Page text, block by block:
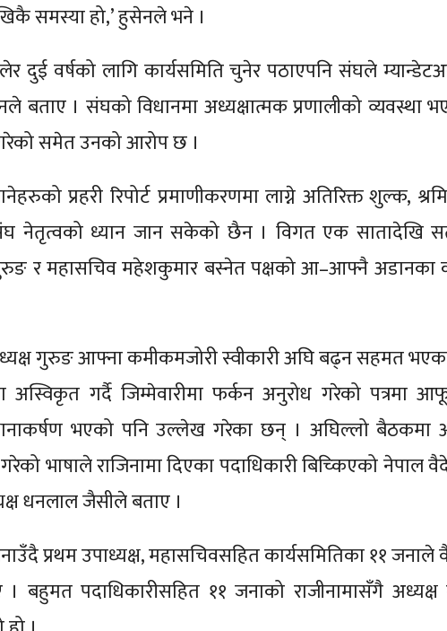
समस्या हो,’ हुसेनले भने ।
दुई वर्षको लागि कार्यसमिति चुनेर पठाएपनि संघले
बताए । संघको विधानमा अध्यक्षात्मक प्रणालीको व्यवस्था
गरेको समेत उनको आरोप छ ।
प्रहरी रिपोर्ट प्रमाणीकरणमा लाग्ने अतिरिक्त शुल्क,
नेतृत्वको ध्यान जान सकेको छैन । विगत एक सातादेखि
र महासचिव महेशकुमार बस्नेत पक्षको आ–आफ्नै अडानका
गुरुङ आफ्ना कमीकमजोरी स्वीकारी अघि बढ्न सहमत
अस्विकृत गर्दै जिम्मेवारीमा फर्कन अनुरोध गरेको पत्रमा
भएको पनि उल्लेख गरेका छन् । अघिल्लो बैठकमा
गरेको भाषाले राजिनामा दिएका पदाधिकारी बिच्किएको नेपाल
धनलाल जैसीले बताए ।
प्रथम उपाध्यक्ष, महासचिवसहित कार्यसमितिका ११
बहुमत पदाधिकारीसहित ११ जनाको राजीनामासँगै